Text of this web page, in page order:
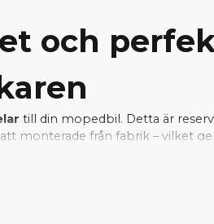
och
till din mopedbil. Detta är
monterade från fabrik – vilket
fungerar tillsammans med